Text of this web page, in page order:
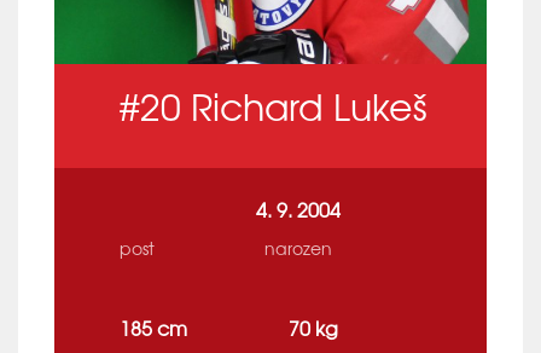
#20 Richard Lukeš
post
4. 9. 2004
narozen
185 cm 70 kg